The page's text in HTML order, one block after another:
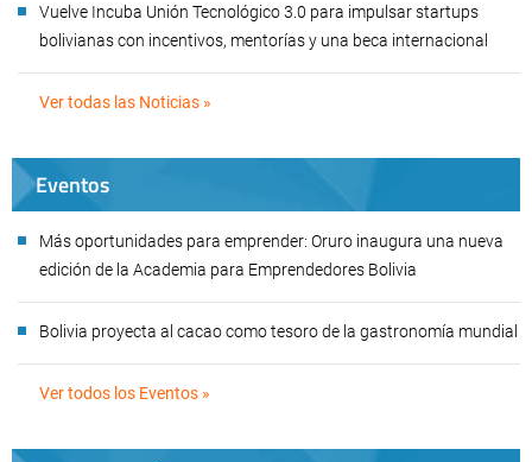
Vuelve Incuba Unión Tecnológico 3.0 para impulsar startups
bolivianas con incentivos, mentorías y una beca internacional
Ver todas las Noticias »
Eventos
Más oportunidades para emprender: Oruro inaugura una nueva
edición de la Academia para Emprendedores Bolivia
Bolivia proyecta al cacao como tesoro de la gastronomía mundial
Ver todos los Eventos »